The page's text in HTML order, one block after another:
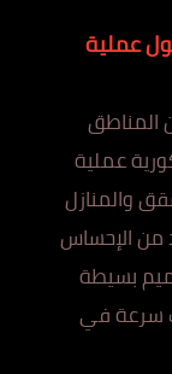
عملية
المناطق
عملية
والمنازل
من الإحساس
بسيطة
سرعة في